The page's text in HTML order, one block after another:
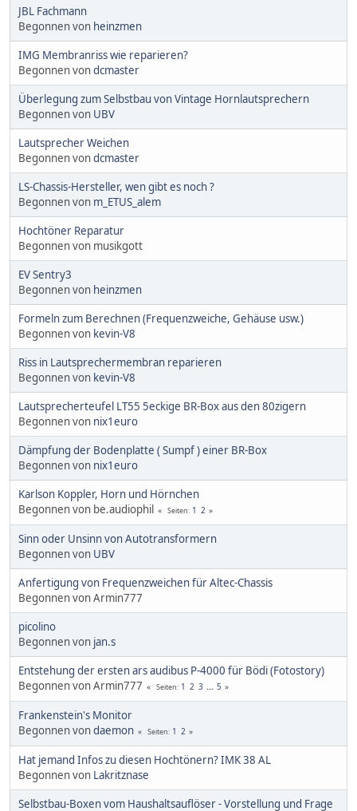
JBL Fachmann
Begonnen von heinzmen
IMG Membranriss wie reparieren?
Begonnen vondcmaster
Überlegung zum Selbstbau von Vintage Hornlautsprechern
Begonnen von UBV
Lautsprecher Weichen
Begonnen vondcmaster
LS-Chassis-Hersteller, wen gibt es noch ?
Begonnen von m_ETUS_alem
Hochtöner Reparatur
Begonnen von musikgott
EV Sentry3
Begonnen von heinzmen
Formeln zum Berechnen (Frequenzweiche, Gehäuse usw.)
Begonnen von kevin-V8
Riss in Lautsprechermembran reparieren
Begonnen von kevin-V8
Lautsprecherteufel LT55 5eckige BR-Box aus den 80zigern
Begonnen von nix1euro
Dämpfung der Bodenplatte ( Sumpf ) einer BR-Box
Begonnen von nix1euro
Karlson Koppler, Horn und Hörnchen
Begonnen von be.audiophil
Seiten 1 2
Sinn oder Unsinn von Autotransformern
Begonnen von UBV
Anfertigung von Frequenzweichen für Altec-Chassis
Begonnen von Armin777
picolino
Begonnen von jan.s
Entstehung der ersten ars audibus P-4000 für Bödi (Fotostory)
Begonnen von Armin777
Seiten 1 2 3 ... 5
Frankenstein's Monitor
Begonnen vondaemon Seiten 1 2
Hat jemand Infos zu diesen Hochtönern? IMK 38 AL
Begonnen von Lakritznase
Selbstbau-Boxen vom Haushaltsauflöser - Vorstellung und Frage